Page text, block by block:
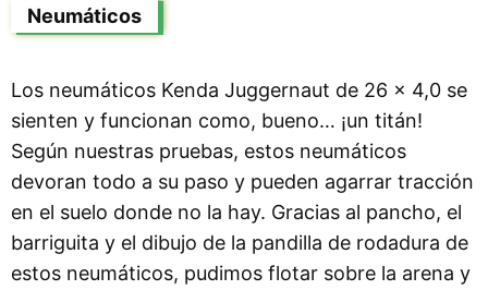
Neumáticos
Los neumáticos Kenda Juggernaut de 26 x 4,0 se
sienten y funcionan como, bueno… ¡un titán!
Según nuestras pruebas, estos neumáticos
devoran todo a su paso y pueden agarrar tracción
en el suelo donde no la hay. Gracias al pancho, el
barriguita y el dibujo de la pandilla de rodadura de
estos neumáticos, pudimos flotar sobre la arena y